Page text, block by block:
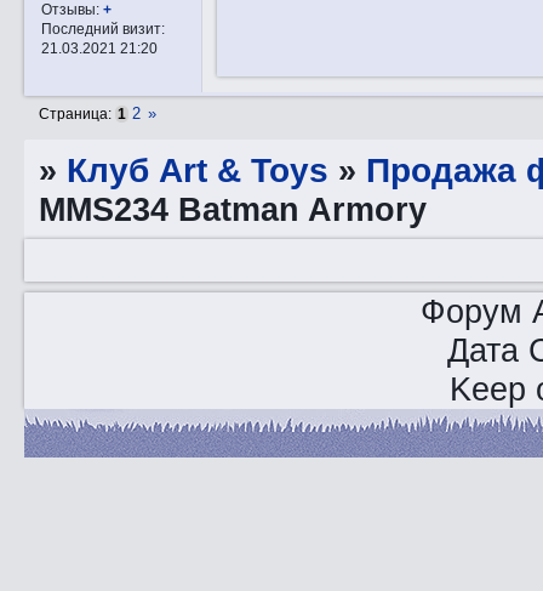
Отзывы: +
Последний визит:
21.03.2021 21:20
Страница: 1 2 »
» Клуб Art & Toys » Продажа
MMS234 Batman Armory
Форум
Дата
Keep